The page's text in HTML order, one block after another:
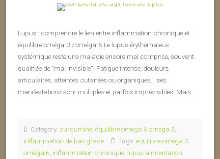
Lupus : comprendre le lien entre inflammation chronique et
équilibre oméga-3 / oméga-6 Le lupus érythémateux
systémique reste une maladie encore mal comprise, souvent
qualifiée de “mal invisible”. Fatigue intense, douleurs
articulaires, atteintes cutanées ou organiques… ses
manifestations sont multiples et parfois imprévisibles. Mais…
Category: curcumine équilibre omega 6 omega 3
inflammation de bas grade
Tags: équilibre oméga 3
oméga 6 inflammation chronique lupus alimentation